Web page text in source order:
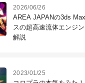
2026/06/26
AREA JAPANの3ds
スの超高速流体エンジ
解説
2023/01/25